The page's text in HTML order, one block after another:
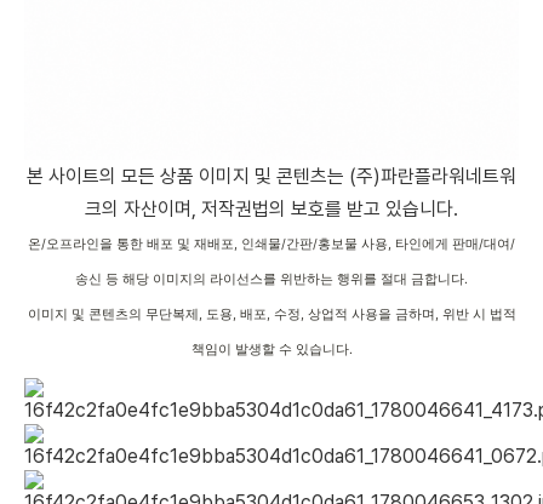
본 사이트의 모든 상품 이미지 및 콘텐츠는 (주)파란플라워네트워
크의 자산이며, 저작권법의 보호를 받고 있습니다.
온/오프라인을 통한 배포 및 재배포, 인쇄물/간판/홍보물 사용, 타인에게 판매/대여/
송신 등 해당 이미지의 라이선스를 위반하는 행위를 절대 금합니다.
이미지 및 콘텐츠의 무단복제, 도용, 배포, 수정, 상업적 사용을 금하며, 위반 시 법적
책임이 발생할 수 있습니다.